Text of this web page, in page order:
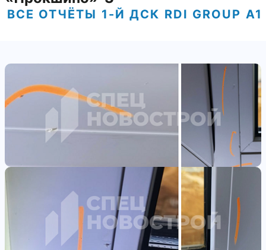
ВСЕ ОТЧЁТЫ 1-Й ДСК RDI GROUP